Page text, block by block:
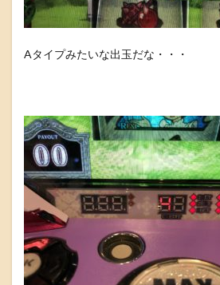
Aタイプみたいな出玉だな・・・